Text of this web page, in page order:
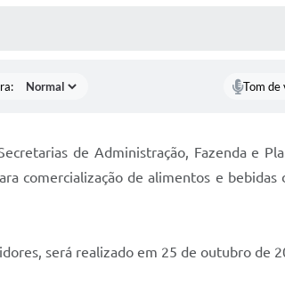
Tom de
de Administração, Fazenda e
comercialização de alimentos e
será realizado em 25 de outubro de